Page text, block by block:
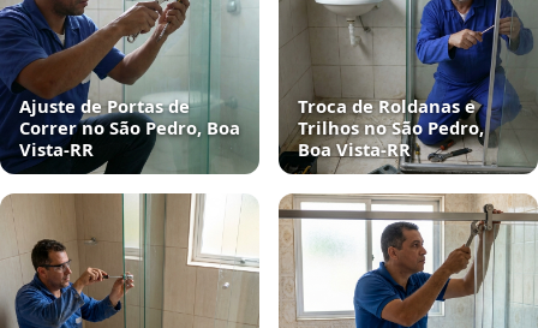
Ajuste de Portas de
Correr no São Pedro, Boa
Vista‑RR
Troca de Roldanas e
Trilhos no São Pedro,
Boa Vista‑RR